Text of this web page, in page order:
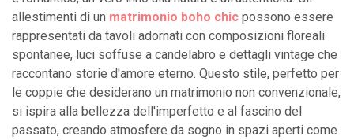
allestimenti di un matrimonio boho chic possono essere
rappresentati da tavoli adornati con composizioni floreali
spontanee, luci soffuse a candelabro e dettagli vintage che
raccontano storie d'amore eterno. Questo stile, perfetto per
le coppie che desiderano un matrimonio non convenzionale,
si ispira alla bellezza dell'imperfetto e al fascino del
passato, creando atmosfere da sogno in spazi aperti come